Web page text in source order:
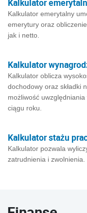
Kalkulator
Kalkulator emerytalny
emerytury oraz
jak i netto.
Kalkulator
Kalkulator oblicza
dochodowy oraz składki
możliwość
ciągu roku.
Kalkulator stażu
Kalkulator pozwala
zatrudnienia i zwolnienia.